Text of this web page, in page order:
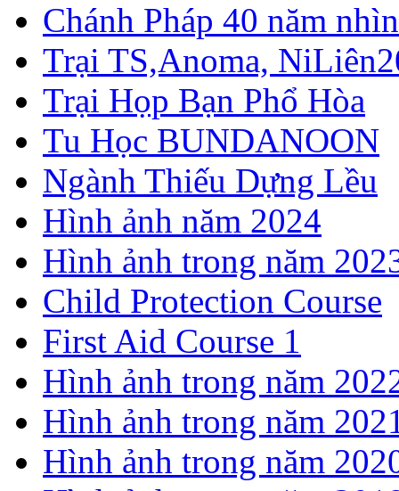
Chánh Pháp 40 năm
Trại TS,Anoma,
Trại Họp Bạn Phổ Hòa
Tu Học BUNDANOON
Ngành Thiếu Dựng Lều
Hình ảnh năm 2024
Hình ảnh trong năm
Child Protection Course
First Aid Course 1
Hình ảnh trong năm
Hình ảnh trong năm
Hình ảnh trong năm